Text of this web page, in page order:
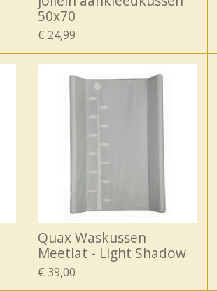
50x70
€ 24,99
Quax Waskussen
Meetlat - Light Shadow
€ 39,00